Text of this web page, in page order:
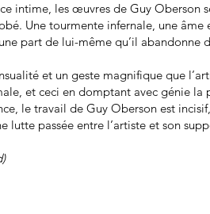
intime, les œuvres de Guy Oberson
Une tourmente infernale, une
part de lui-même qu’il abandonne
et un geste magnifique que
et ceci en domptant avec génie la
le travail de Guy Oberson est
lutte passée entre l’artiste et son